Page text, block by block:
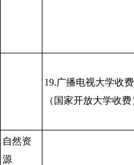
19.广播电视大学收费
（国家开放大学收费
自然资
源